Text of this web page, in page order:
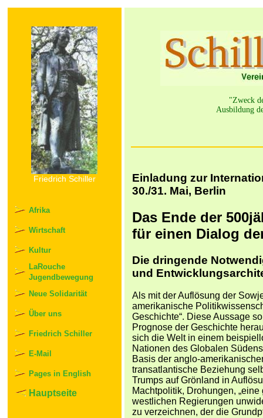
Friedrich Schiller
Afrika
Wirtschaft
Kultur
LaRouche
Jugendbewegung
Neue Solidarität
Über uns
Friedrich Schiller
E-Mail
Pages in English
Hauptseite
"Zweck
Ausbildung
Einladung zur
30./31. Mai, Berlin
Das Ende der
für einen Dialog
Die dringende
und
Als mit der Auflösung der
amerikanische
Geschichte“. Diese Aussage
Prognose der Geschichte
sich die Welt in einem
Nationen des Globalen
Basis der anglo-
transatlantische Beziehung
Trumps auf Grönland in
Machtpolitik, Drohungen,
westlichen Regierungen
zu verzeichnen, der die